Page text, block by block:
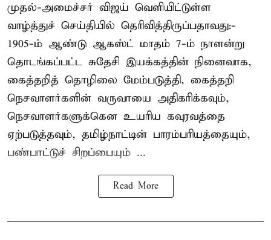
முதல்-அமைச்சர் விஜய் வெளியிட்டுள்ள
வாழ்த்துச் செய்தியில் தெரிவித்திருப்பதாவது:-
1905-ம் ஆண்டு ஆகஸ்ட் மாதம் 7-ம் நாளன்று
தொடங்கப்பட்ட சுதேசி இயக்கத்தின் நினைவாக,
கைத்தறித் தொழிலை மேம்படுத்தி, கைத்தறி
நெசவாளர்களின் வருவாயை அதிகரிக்கவும்,
நெசவாளர்களுக்கென உயரிய கவுரவத்தை
ஏற்படுத்தவும், தமிழ்நாட்டின் பாரம்பரியத்தையும்,
பண்பாட்டுச் சிறப்பையும் ...
Read More